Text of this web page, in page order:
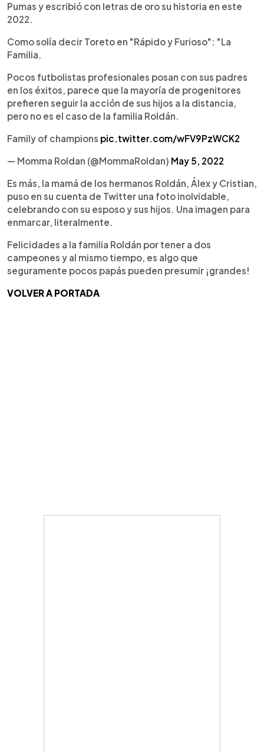
Pumas y escribió con letras de oro su historia en este
2022.
Como solía decir Toreto en "Rápido y Furioso": "La
Familia.
Pocos futbolistas profesionales posan con sus padres
en los éxitos, parece que la mayoría de progenitores
prefieren seguir la acción de sus hijos a la distancia,
pero no es el caso de la familia Roldán.
Family of champions pic.twitter.com/wFV9PzWCK2
— Momma Roldan (@MommaRoldan) May 5, 2022
Es más, la mamá de los hermanos Roldán, Álex y Cristian,
puso en su cuenta de Twitter una foto inolvidable,
celebrando con su esposo y sus hijos. Una imagen para
enmarcar, literalmente.
Felicidades a la familia Roldán por tener a dos
campeones y al mismo tiempo, es algo que
seguramente pocos papás pueden presumir ¡grandes!
VOLVER A PORTADA